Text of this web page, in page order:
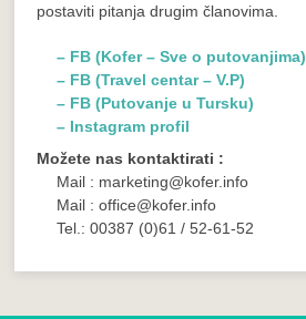
postaviti pitanja drugim članovima.
– FB (Kofer – Sve o putovanjima)
– FB (Travel centar – V.P)
– FB (Putovanje u Tursku)
– Instagram profil
Možete nas kontaktirati :
Mail : marketing@kofer.info
Mail : office@kofer.info
Tel.: 00387 (0)61 / 52-61-52